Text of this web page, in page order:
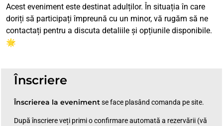
Acest eveniment este destinat adulților. În situația în care
doriți să participați împreună cu un minor, vă rugăm să ne
contactați pentru a discuta detaliile și opțiunile disponibile.
🌟
Înscriere
Înscrierea la evenimentse face plasând comanda pe site.
După înscriere veți primi o confirmare automată a rezervării (vă